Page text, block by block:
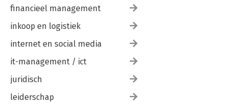
financieel management
inkoop en logistiek
internet en social media
it-management / ict
juridisch
leiderschap